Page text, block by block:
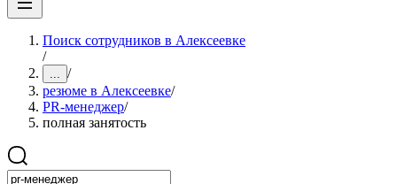
Поиск сотрудников в Алексеевке
/
... /
резюме в Алексеевке/
PR-менеджер/
полная занятость